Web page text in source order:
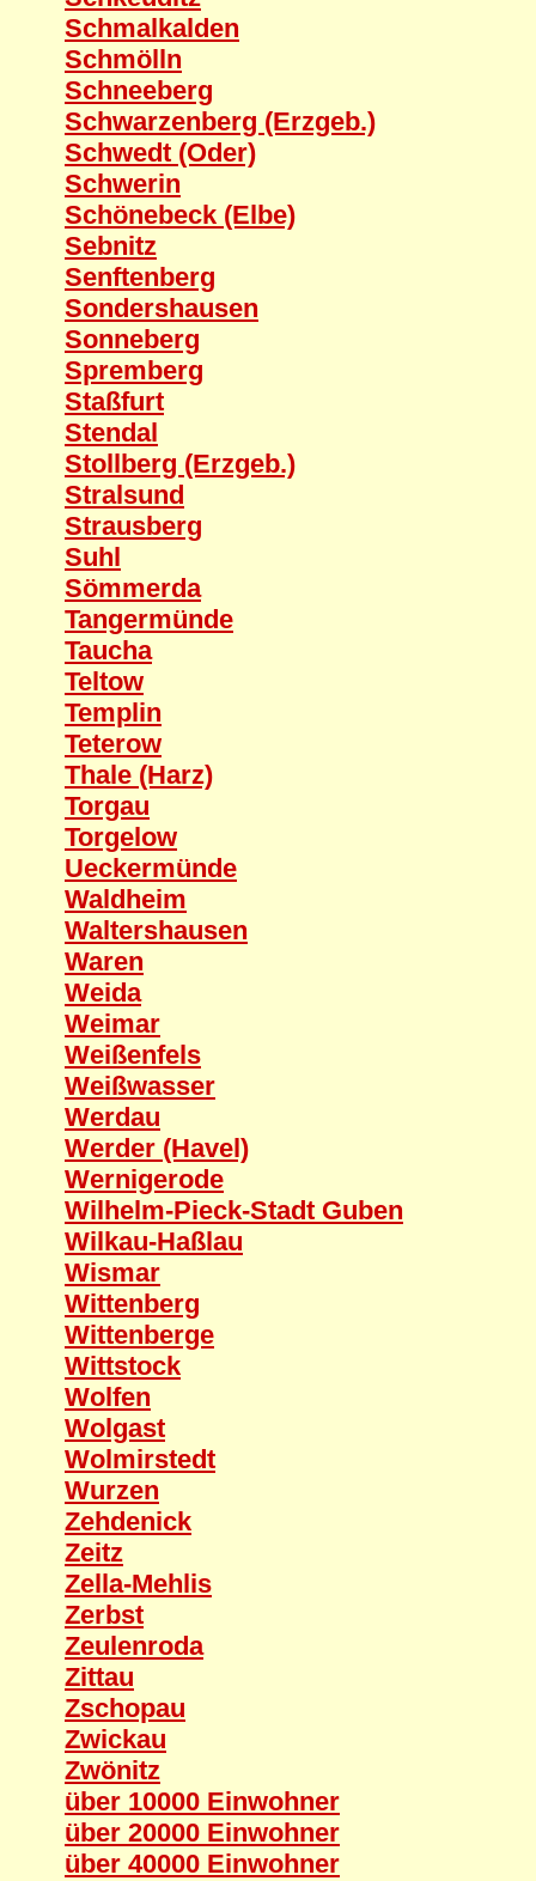
Schmalkalden
Schmölln
Schneeberg
Schwarzenberg (Erzgeb.)
Schwedt (Oder)
Schwerin
Schönebeck (Elbe)
Sebnitz
Senftenberg
Sondershausen
Sonneberg
Spremberg
Staßfurt
Stendal
Stollberg (Erzgeb.)
Stralsund
Strausberg
Suhl
Sömmerda
Tangermünde
Taucha
Teltow
Templin
Teterow
Thale (Harz)
Torgau
Torgelow
Ueckermünde
Waldheim
Waltershausen
Waren
Weida
Weimar
Weißenfels
Weißwasser
Werdau
Werder (Havel)
Wernigerode
Wilhelm-Pieck-Stadt Guben
Wilkau-Haßlau
Wismar
Wittenberg
Wittenberge
Wittstock
Wolfen
Wolgast
Wolmirstedt
Wurzen
Zehdenick
Zeitz
Zella-Mehlis
Zerbst
Zeulenroda
Zittau
Zschopau
Zwickau
Zwönitz
über 10000 Einwohner
über 20000 Einwohner
über 40000 Einwohner